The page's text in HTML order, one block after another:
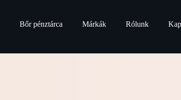
Bőr pénztárca Márkák Rólunk